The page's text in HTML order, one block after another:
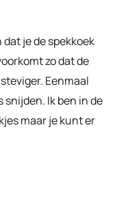
je de spekkoek
zo dat de
Eenmaal
Ik ben in de
maar je kunt er